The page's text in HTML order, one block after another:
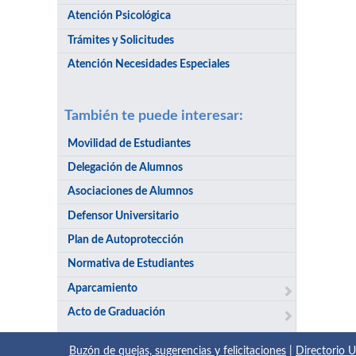
Atención Psicológica
Trámites y Solicitudes
Atención Necesidades Especiales
También te puede interesar:
Movilidad de Estudiantes
Delegación de Alumnos
Asociaciones de Alumnos
Defensor Universitario
Plan de Autoprotección
Normativa de Estudiantes
Aparcamiento
Acto de Graduación
Buzón de quejas, sugerencias y felicitaciones Directorio